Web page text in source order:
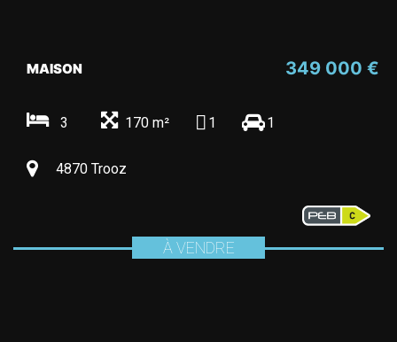
349 000 €
MAISON
3 170 m² 1 1
4870 Trooz
À VENDRE